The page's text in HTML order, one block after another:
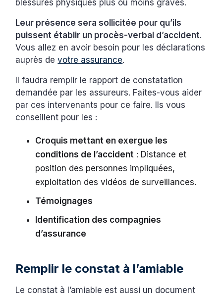
blessures physiques plus ou moins graves.
Leur présence sera sollicitée pour qu’ils
puissent établir un procès-verbal d’accident.
Vous allez en avoir besoin pour les déclarations
auprès devotre assurance.
Il faudra remplir le rapport de constatation
demandée par les assureurs. Faites-vous aider
par ces intervenants pour ce faire. Ils vous
conseillent pour les :
Croquis mettant en exergue les
conditions de l’accident : Distance et
position des personnes impliquées,
exploitation des vidéos de surveillances.
Témoignages
Identification des compagnies
d’assurance
Remplir le constat à l’amiable
Le constat à l’amiable est aussi un document